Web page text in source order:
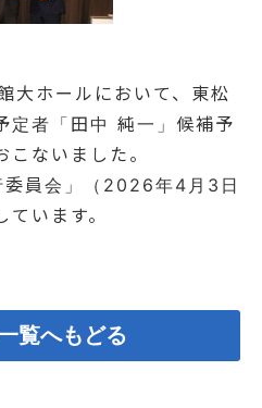
ホールにおいて、東松
定者「田中 純一」候補予
ないました。
員会」（2026年4月3日
います。
覧へもどる